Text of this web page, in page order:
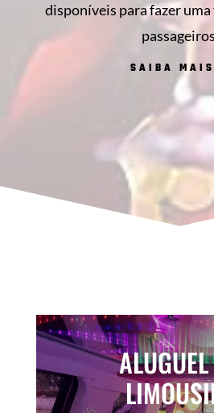
disponíveis para fazer
SAIBA MAIS